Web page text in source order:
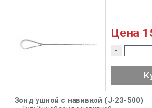
Зонд ушной с навивкой (J-23-500)
Цена
-